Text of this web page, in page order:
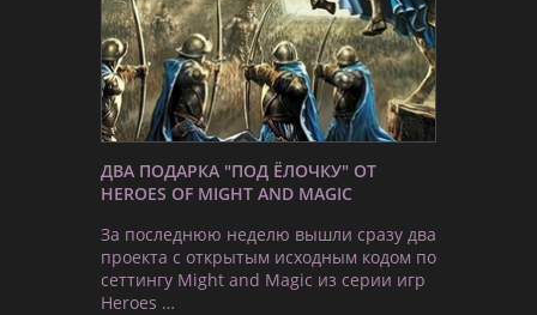
ДВА ПОДАРКА "ПОД ЁЛОЧКУ" ОТ
HEROES OF MIGHT AND MAGIC
За последнюю неделю вышли сразу два
проекта с открытым исходным кодом по
сеттингу Might and Magic из серии игр
Heroes …